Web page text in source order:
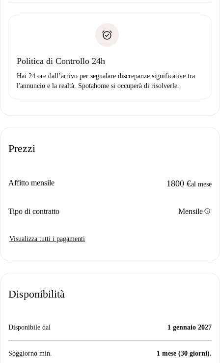
Domiciliazione del pagamento
solo se non segnali problemi.
Politica di Controllo 24h
Hai 24 ore dall’arrivo per segnalare discrepanze significative tra
l'annuncio e la realtà. Spotahome si occuperà di risolverle.
Prezzi
Affitto mensile 1800 €al mese
Tipo di contratto Mensileinfo
Visualizza tutti i pagamenti
Disponibilità
Disponibile dal 1 gennaio 2027
Soggiorno min. 1 mese (30 giorni).